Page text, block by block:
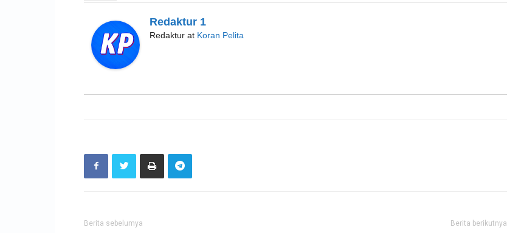
Redaktur 1
Redaktur at Koran Pelita
Berita sebelumya Berita berikutnya